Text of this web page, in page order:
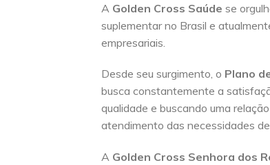
A Golden Cross Saúde se
suplementar no Brasil e
empresariais.
Desde seu surgimento, o Plano
busca constantemente a
qualidade e buscando uma
atendimento das necessidades
A Golden Cross Senhora dos